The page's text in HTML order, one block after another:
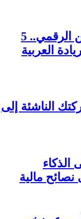
بين التقنية المالية والتأمين الرقمي.. 5
العربية
الناشئة إلى
الذكاء
مالية